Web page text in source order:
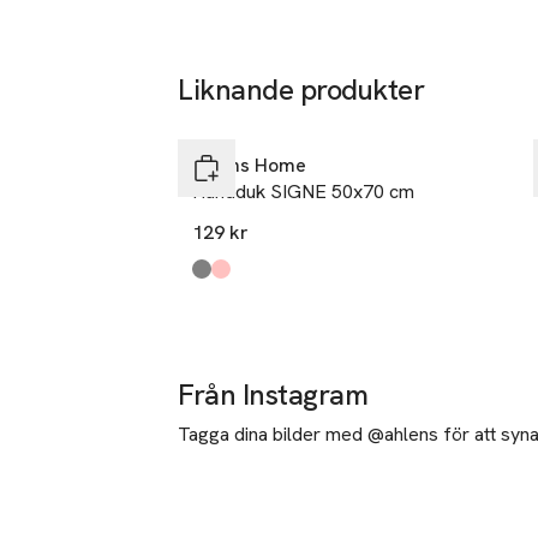
Liknande produkter
Åhléns Home
Handduk SIGNE 50x70 cm
129 kr
Produkten finns i färgerna:
Off White/Dk Grey
Pink/Burgundy
Från Instagram
Tagga dina bilder med @ahlens för att